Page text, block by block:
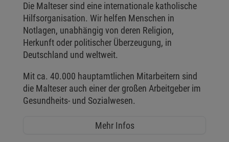
Die Malteser sind eine internationale katholische
Hilfsorganisation. Wir helfen Menschen in
Notlagen, unabhängig von deren Religion,
Herkunft oder politischer Überzeugung, in
Deutschland und weltweit.
Mit ca. 40.000 hauptamtlichen Mitarbeitern sind
die Malteser auch einer der großen Arbeitgeber im
Gesundheits- und Sozialwesen.
Mehr Infos